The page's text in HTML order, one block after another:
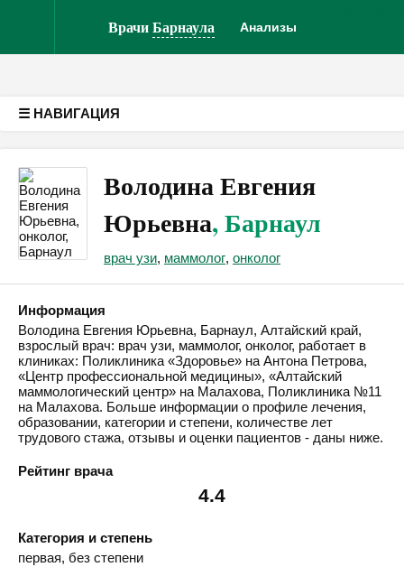
ВрачиБарнаула Анализы
☰ НАВИГАЦИЯ
Володина Евгения
Юрьевна, Барнаул
врач узи, маммолог, онколог
Информация
Володина Евгения Юрьевна, Барнаул, Алтайский край,
взрослый врач: врач узи, маммолог, онколог, работает в
клиниках: Поликлиника «Здоровье» на Антона Петрова,
«Центр профессиональной медицины», «Алтайский
маммологический центр» на Малахова, Поликлиника №11
на Малахова. Больше информации о профиле лечения,
образовании, категории и степени, количестве лет
трудового стажа, отзывы и оценки пациентов - даны ниже.
Рейтинг врача
4.4
Категория и степень
первая, без степени